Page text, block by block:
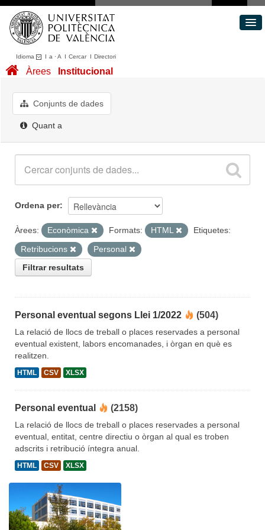
Idioma I a ·A I CercarI Directori
Conjunts de dades
Quant a
Àrees Institucional
Conjunts de dades
Quant a
Ordena per
Àrees: Econòmica Formats: HTML
Etiquetes:
Retribucions
Personal
Filtrar resultats
Personal eventual segons Llei 1/2022 (504)
La relació de llocs de treball o places reservades a personal
eventual existent, labors encomanades, i òrgan en què es
realitzen.
HTML CSV XLSX
Personal eventual (2158)
La relació de llocs de treball o places reservades a personal
eventual, entitat, centre directiu o òrgan al qual es troben
adscrits i retribució íntegra anual.
HTML CSV XLSX